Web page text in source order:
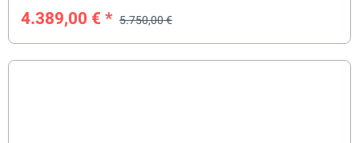
4.389,00 €* 5.750,00 €